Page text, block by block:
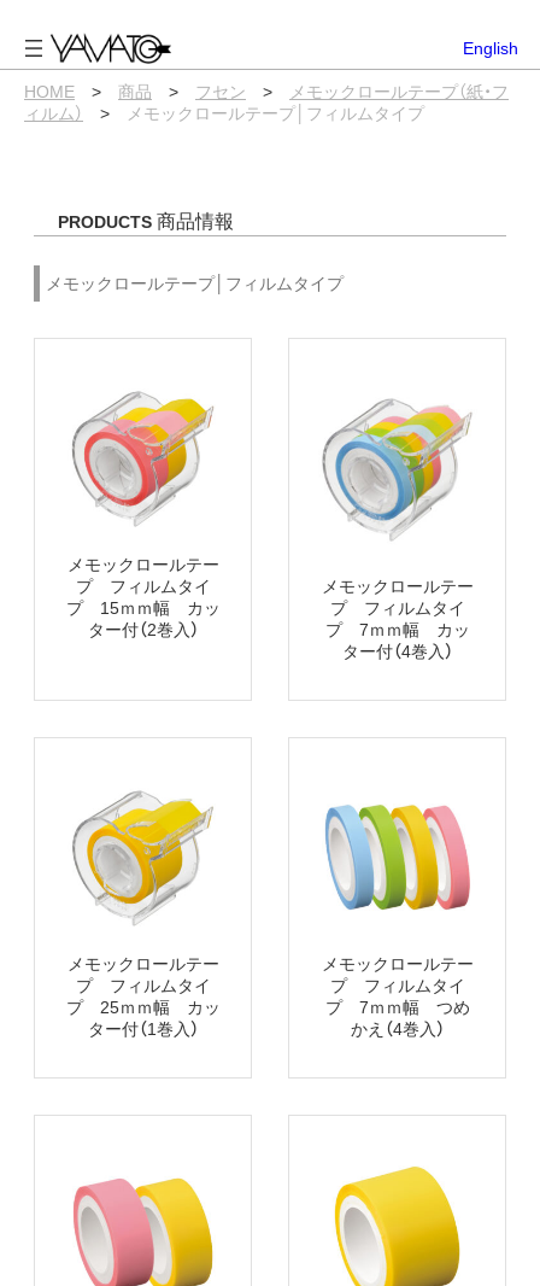
容
を
ス
キ
ッ
English
HOME > 商品 > フセン >
メモックロールテープ（紙・フ
ィルム）
> メモックロールテープ│フィルムタイプ
PRODUCTS 商品情報
メモックロールテープ│フィルムタイプ
メモックロールテー
プ フィルムタイ
プ 15ｍｍ幅 カッ
ター付（2巻入）
メモックロールテー
プ フィルムタイ
プ 7ｍｍ幅 カッ
ター付（4巻入）
メモックロールテー
プ フィルムタイ
プ 25ｍｍ幅 カッ
ター付（1巻入）
メモックロールテー
プ フィルムタイ
プ 7ｍｍ幅 つめ
かえ（4巻入）